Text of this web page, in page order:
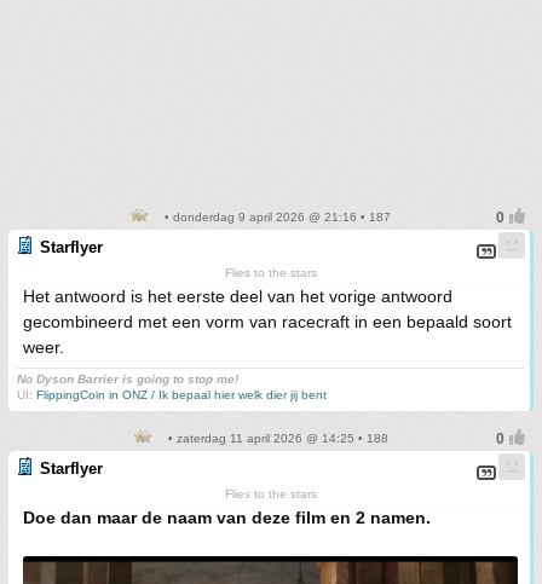
• donderdag 9 april 2026 @ 21:16 • 187
Starflyer
Flies to the stars
Het antwoord is het eerste deel van het vorige antwoord
gecombineerd met een vorm van racecraft in een bepaald soort
weer.
No Dyson Barrier is going to stop me!
UI: FlippingCoin in ONZ / Ik bepaal hier welk dier jij bent
• zaterdag 11 april 2026 @ 14:25 • 188
Starflyer
Flies to the stars
Doe dan maar de naam van deze film en 2 namen.